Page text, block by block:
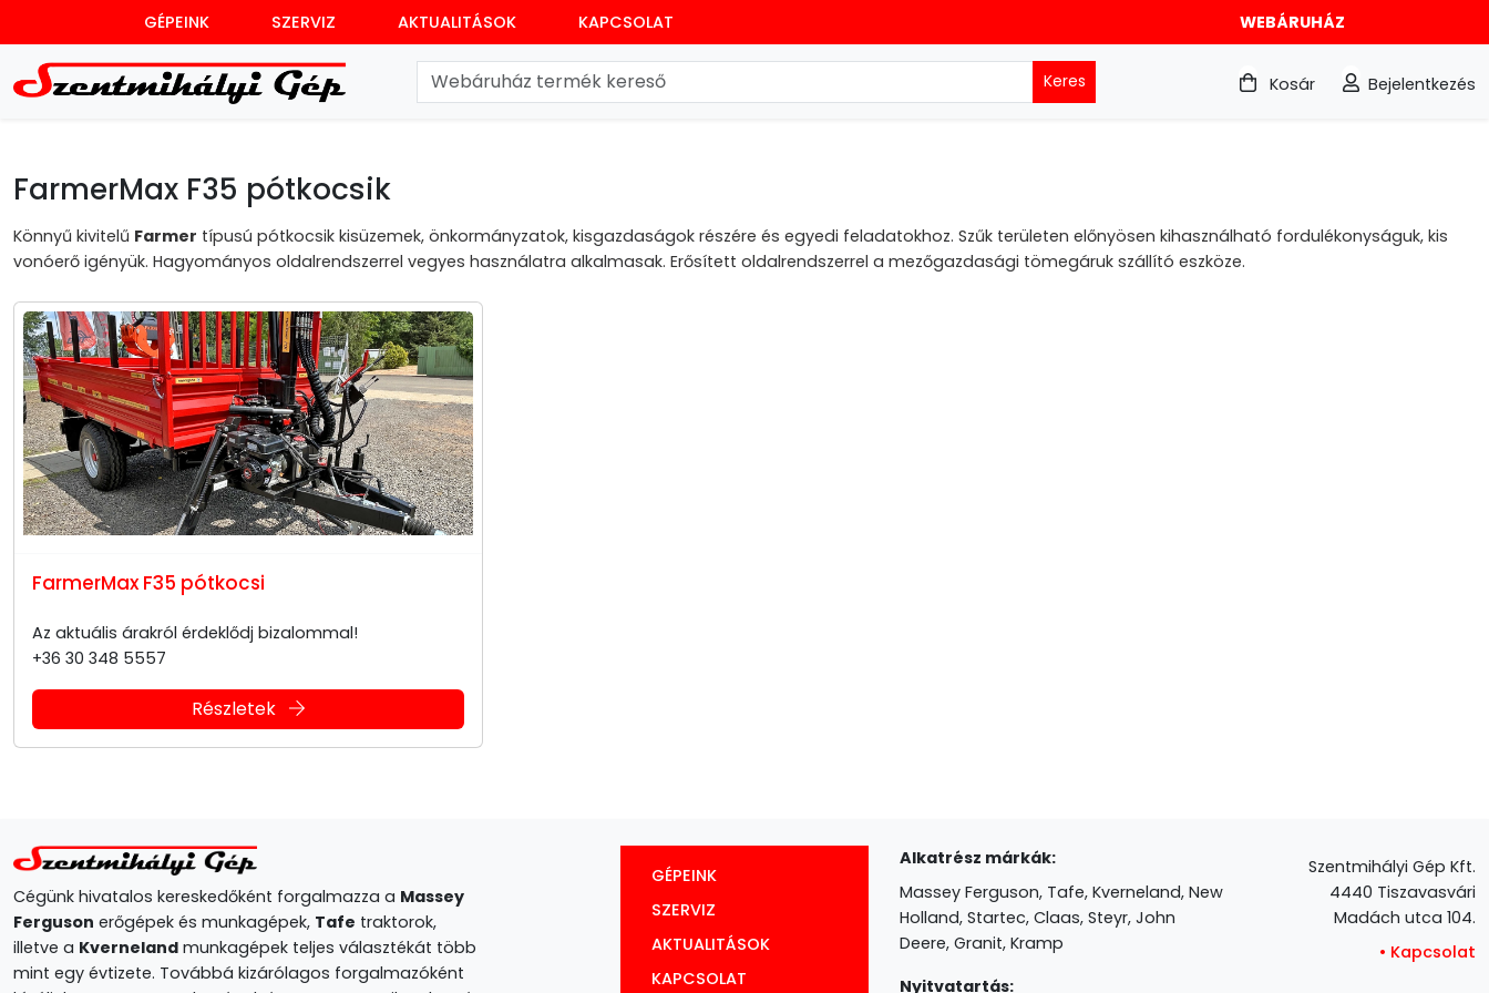
GÉPEINK SZERVIZ AKTUALITÁSOK KAPCSOLAT WEBÁRUHÁZ
Keres Bejelentkezés
Kosár
FarmerMax F35 pótkocsik
Könnyű kivitelű Farmer típusú pótkocsik kisüzemek, önkormányzatok, kisgazdaságok részére és egyedi feladatokhoz. Szűk területen előnyösen kihasználható fordulékonyságuk, kis
vonóerő igényük. Hagyományos oldalrendszerrel vegyes használatra alkalmasak. Erősített oldalrendszerrel a mezőgazdasági tömegáruk szállító eszköze.
FarmerMax F35 pótkocsi
Az aktuális árakról érdeklődj bizalommal!
+36 30 348 5557
Részletek
Cégünk hivatalos kereskedőként forgalmazza a Massey
Ferguson erőgépek és munkagépek, Tafe traktorok,
illetve a Kverneland munkagépek teljes választékát több
mint egy évtizete. Továbbá kizárólagos forgalmazóként
GÉPEINK
SZERVIZ
AKTUALITÁSOK
KAPCSOLAT
Alkatrész márkák:
Massey Ferguson, Tafe, Kverneland, New
Holland, Startec, Claas, Steyr, John
Deere, Granit, Kramp
Nyitvatartás:
Szentmihályi Gép Kft.
4440 Tiszavasvári
Madách utca 104.
• Kapcsolat